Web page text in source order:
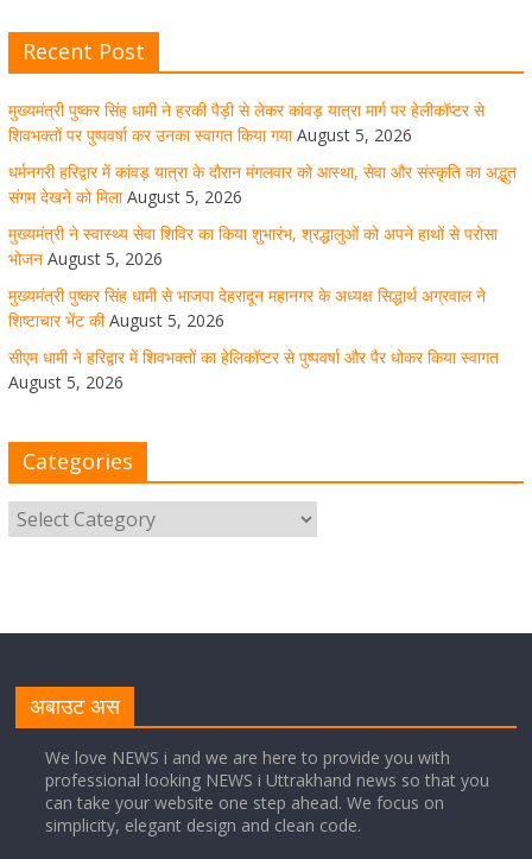
सिद्धार्थ अग्रवाल ने शिष्टाचार भेंट की
1 Comment
सीएम धामी ने हरिद्वार में शिवभक्तों का हेलिकॉप्टर से पुष्पवर्षा और पैर
धोकर किया स्वागत
August 5, 2026 1 Comment
मुख्यमंत्री पुष्कर सिंह धामी ने किया मसूरी विधानसभा में विभिन्न
मुख्यमंत्री पुष्कर सिंह धामी ने सुनीं जनसमस्याएं, अधिकारियों को
मुख्यमंत्री ने प्रदान की विभिन्न विकास योजनाओं एवं निर्माण कार्यों के
लिए ₹ 227 करोड़ की वित्तीय स्वीकृति
August 1, 2026
Recent Post
मुख्यमंत्री पुष्कर सिंह धामी ने हरकी पैड़ी से लेकर कांवड़ यात्रा मार्ग पर हेलीकॉप्टर से
शिवभक्तों पर पुष्पवर्षा कर उनका स्वागत किया गया August 5, 2026
धर्मनगरी हरिद्वार में कांवड़ यात्रा के दौरान मंगलवार को आस्था, सेवा और संस्कृति का अद्भुत
संगम देखने को मिला August 5, 2026
मुख्यमंत्री ने स्वास्थ्य सेवा शिविर का किया शुभारंभ, श्रद्धालुओं को अपने हाथों से परोसा
भोजन August 5, 2026
मुख्यमंत्री पुष्कर सिंह धामी से भाजपा देहरादून महानगर के अध्यक्ष सिद्धार्थ अग्रवाल ने
शिष्टाचार भेंट की August 5, 2026
सीएम धामी ने हरिद्वार में शिवभक्तों का हेलिकॉप्टर से पुष्पवर्षा और पैर धोकर किया स्वागत
August 5, 2026
Categories
अबाउट अस
We love NEWS i and we are here to provide you with
professional looking NEWS i Uttrakhand news so that you
can take your website one step ahead. We focus on
simplicity, elegant design and clean code.